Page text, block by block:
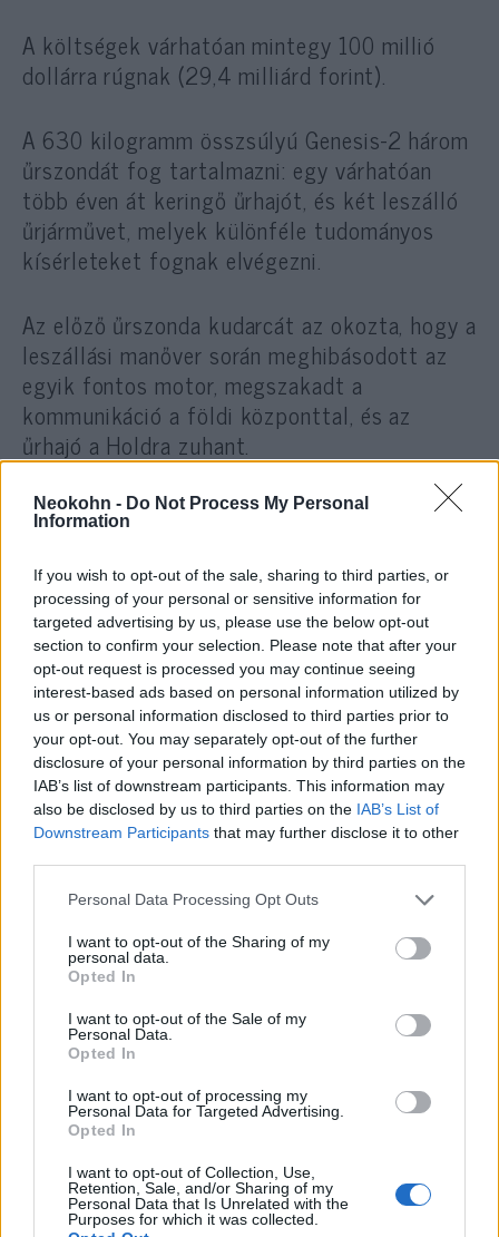
Neokohn - Do Not Process My Personal
Information
If you wish to opt-out of the sale, sharing to third parties, or
processing of your personal or sensitive information for
targeted advertising by us, please use the below opt-out
section to confirm your selection. Please note that after your
opt-out request is processed you may continue seeing
interest-based ads based on personal information utilized by
us or personal information disclosed to third parties prior to
your opt-out. You may separately opt-out of the further
disclosure of your personal information by third parties on the
IAB’s list of downstream participants. This information may
also be disclosed by us to third parties on the IAB’s List of
Downstream Participants that may further disclose it to other
Please note that this website/app uses one or more Google
not limited to your visit or usage behaviour. You may click to
grant or deny consent to Google and its third-party tags to
use your data for below specified purposes in below Google
consent section.
Personal Data Processing Opt Outs
I want to opt-out of the Sharing of my
personal data.
Opted In
I want to opt-out of the Sale of my
Personal Data.
Opted In
I want to opt-out of processing my
Personal Data for Targeted Advertising.
Opted In
I want to opt-out of Collection, Use,
Retention, Sale, and/or Sharing of my
Personal Data that Is Unrelated with the
Purposes for which it was collected.
A költségek várhatóan mintegy 100 millió
dollárra rúgnak (29,4 milliárd forint).
A 630 kilogramm összsúlyú Genesis-2 három
űrszondát fog tartalmazni: egy várhatóan
több éven át keringő űrhajót, és két leszálló
űrjárművet, melyek különféle tudományos
kísérleteket fognak elvégezni.
Az előző űrszonda kudarcát az okozta, hogy a
leszállási manőver során meghibásodott az
egyik fontos motor, megszakadt a
kommunikáció a földi központtal, és az
űrhajó a Holdra zuhant.
Várhatóan több ország is részt vesz az
elsősorban a kutatást és oktatást szolgáló
vállalkozásban, öt különböző földrészről már
hét ország jelezte részvételi szándékát, de
nem részletezték, hogy mely országok
érdeklődnek.
Izrael tavaly áprilisban azt remélte, hogy az
első magánfinanszírozású misszióval
negyedikként landol a Holdon Oroszország,
az Egyesült Államok és Kína, jelentős
nagyhatalmak után.
Mégsem küld újabb szondát Izrael a
Holdra